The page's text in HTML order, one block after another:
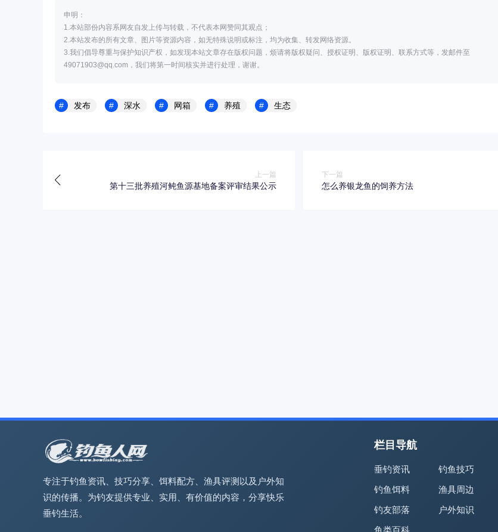
申明：
1.本站部份内容系网友自发上传与转载，不代表本网赞同其观点；
2.本站发布的所有文章、图片等资源内容，如无特殊说明或标注，均为收集、转发网络资源。
3.我们倡导尊重与保护知识产权，如发现本站文章存在版权问题，烦请将版权疑问、授权证明、版权证明、联系方式等，发邮件至
49071903@qq.com，我们将第一时间核实并进行处理，谢谢。
发布 深水 网箱 养殖 生态
上一篇
第十三批养殖河鲀鱼源基地备案评审结果公示
下一篇
怎么养银龙鱼的饲养方法
专注于钓鱼资讯、技巧分享、饵料配方、渔具评测以及户外知
识的传播。为钓友提供专业、实用、有价值的内容，分享快乐
垂钓生活。
栏目导航
垂钓资讯
钓鱼技巧
钓鱼饵料
渔具周边
钓友部落
户外知识
鱼类百科